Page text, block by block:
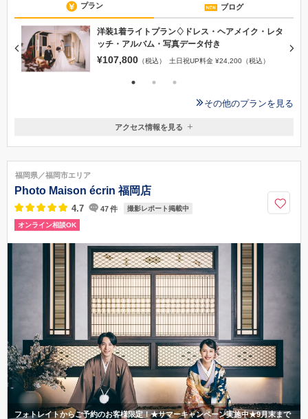
プラン ブログ
洋装1着ライトプラン♢ドレス・ヘアメイク・レタ
ッチ・アルバム・写真データ付き
¥107,800 （税込） 土日祝UP料金 ¥24,200（税込）
その他のプランを見る
福岡県福岡市中央区大名1丁目 14−45QizTENJIN 8F
歩3分
アクセス情報を見る
福岡県／福岡市エリア
Photo Maison écrin 福岡店
4.7 47件 撮影レポート掲載中
オンライン相談OK
フォトレイトからご予約のお客様限定！★サマーキャンペーン実施中★9月末まで